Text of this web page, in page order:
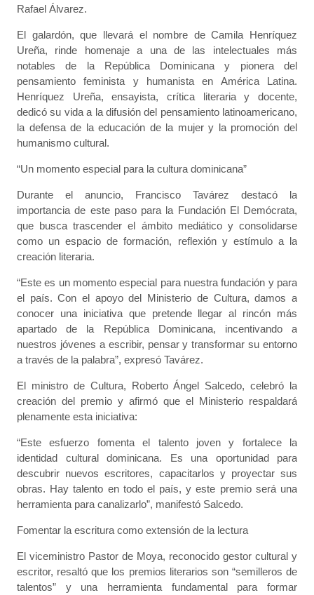
Rafael Álvarez.
El galardón, que llevará el nombre de Camila Henríquez
Ureña, rinde homenaje a una de las intelectuales más
notables de la República Dominicana y pionera del
pensamiento feminista y humanista en América Latina.
Henríquez Ureña, ensayista, crítica literaria y docente,
dedicó su vida a la difusión del pensamiento latinoamericano,
la defensa de la educación de la mujer y la promoción del
humanismo cultural.
“Un momento especial para la cultura dominicana”
Durante el anuncio, Francisco Tavárez destacó la
importancia de este paso para la Fundación El Demócrata,
que busca trascender el ámbito mediático y consolidarse
como un espacio de formación, reflexión y estímulo a la
creación literaria.
“Este es un momento especial para nuestra fundación y para
el país. Con el apoyo del Ministerio de Cultura, damos a
conocer una iniciativa que pretende llegar al rincón más
apartado de la República Dominicana, incentivando a
nuestros jóvenes a escribir, pensar y transformar su entorno
a través de la palabra”, expresó Tavárez.
El ministro de Cultura, Roberto Ángel Salcedo, celebró la
creación del premio y afirmó que el Ministerio respaldará
plenamente esta iniciativa:
“Este esfuerzo fomenta el talento joven y fortalece la
identidad cultural dominicana. Es una oportunidad para
descubrir nuevos escritores, capacitarlos y proyectar sus
obras. Hay talento en todo el país, y este premio será una
herramienta para canalizarlo”, manifestó Salcedo.
Fomentar la escritura como extensión de la lectura
El viceministro Pastor de Moya, reconocido gestor cultural y
escritor, resaltó que los premios literarios son “semilleros de
talentos” y una herramienta fundamental para formar